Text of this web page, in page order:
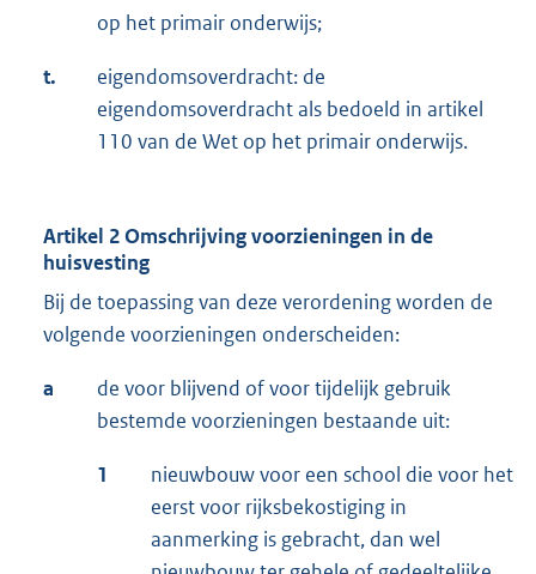
op het primair onderwijs;
t.
eigendomsoverdracht: de
eigendomsoverdracht als bedoeld in artikel
110 van de Wet op het primair onderwijs.
Artikel 2 Omschrijving voorzieningen in de
huisvesting
Bij de toepassing van deze verordening worden de
volgende voorzieningen onderscheiden:
a
de voor blijvend of voor tijdelijk gebruik
bestemde voorzieningen bestaande uit:
1
nieuwbouw voor een school die voor het
eerst voor rijksbekostiging in
aanmerking is gebracht, dan wel